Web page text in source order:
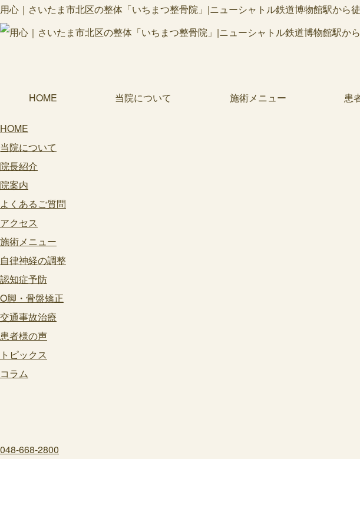
用心｜さいたま市北区の整体「いちまつ整骨院」|ニューシャトル鉄道博物館駅から
HOME
当院について 施術メニュー 患
HOME
当院について
院長紹介
院案内
よくあるご質問
アクセス
施術メニュー
自律神経の調整
認知症予防
O脚・骨盤矯正
交通事故治療
患者様の声
トピックス
コラム
048-668-2800